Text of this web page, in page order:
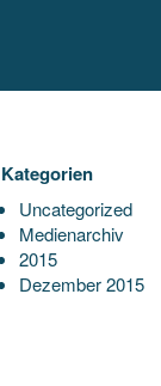
Kategorien
Uncategorized
Medienarchiv
2015
Dezember 2015